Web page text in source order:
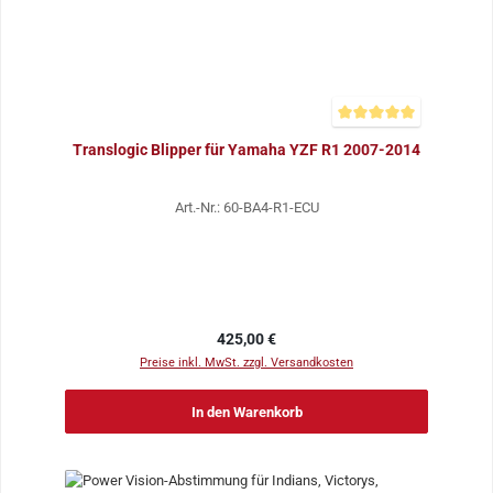
Translogic Blipper für Yamaha YZF R1 2007-2014
Art.-Nr.: 60-BA4-R1-ECU
Regulärer Preis:
425,00 €
Preise inkl. MwSt. zzgl. Versandkosten
In den Warenkorb